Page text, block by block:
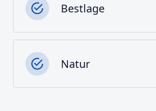
Bestlage
Natur